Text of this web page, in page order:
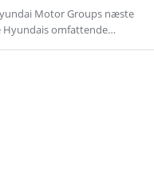
Motor Groups næste
omfattende